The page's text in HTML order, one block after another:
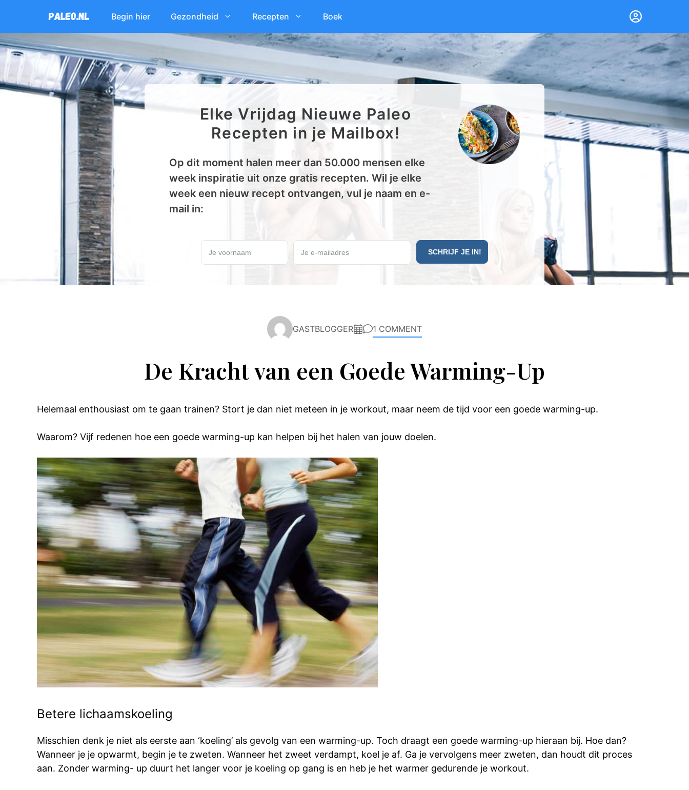
de
inhoud
Begin hier Gezondheid Recepten Boek
Elke Vrijdag Nieuwe Paleo
Recepten in je Mailbox!
Op dit moment halen meer dan 50.000 mensen elke
week inspiratie uit onze gratis recepten. Wil je elke
week een nieuw recept ontvangen, vul je naam en e-
mail in:
GASTBLOGGER 1 COMMENT
De Kracht van een Goede Warming-Up
Helemaal enthousiast om te gaan trainen? Stort je dan niet meteen in je workout, maar neem de tijd voor een goede warming-up.
Waarom? Vijf redenen hoe een goede warming-up kan helpen bij het halen van jouw doelen.
Betere lichaamskoeling
Misschien denk je niet als eerste aan ‘koeling’ als gevolg van een warming-up. Toch draagt een goede warming-up hieraan bij. Hoe dan?
Wanneer je je opwarmt, begin je te zweten. Wanneer het zweet verdampt, koel je af. Ga je vervolgens meer zweten, dan houdt dit proces
aan. Zonder warming- up duurt het langer voor je koeling op gang is en heb je het warmer gedurende je workout.